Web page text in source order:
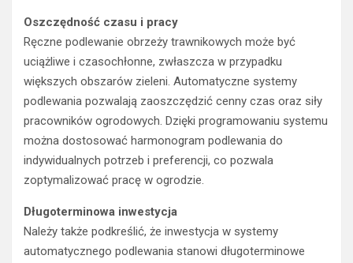
Oszczędność czasu i pracy
Ręczne podlewanie obrzeży trawnikowych może być
uciążliwe i czasochłonne, zwłaszcza w przypadku
większych obszarów zieleni. Automatyczne systemy
podlewania pozwalają zaoszczędzić cenny czas oraz siły
pracowników ogrodowych. Dzięki programowaniu systemu
można dostosować harmonogram podlewania do
indywidualnych potrzeb i preferencji, co pozwala
zoptymalizować pracę w ogrodzie.
Długoterminowa inwestycja
Należy także podkreślić, że inwestycja w systemy
automatycznego podlewania stanowi długoterminowe